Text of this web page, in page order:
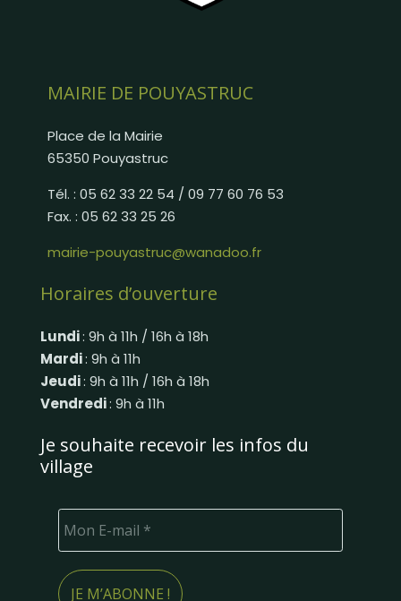
MAIRIE DE POUYASTRUC
Place de la Mairie
65350 Pouyastruc
Tél. : 05 62 33 22 54 / 09 77 60 76 53
Fax. : 05 62 33 25 26
mairie-pouyastruc@wanadoo.fr
Horaires d’ouverture
Lundi: 9h à 11h / 16h à 18h
Mardi: 9h à 11h
Jeudi: 9h à 11h / 16h à 18h
Vendredi: 9h à 11h
Je souhaite recevoir les infos du
village